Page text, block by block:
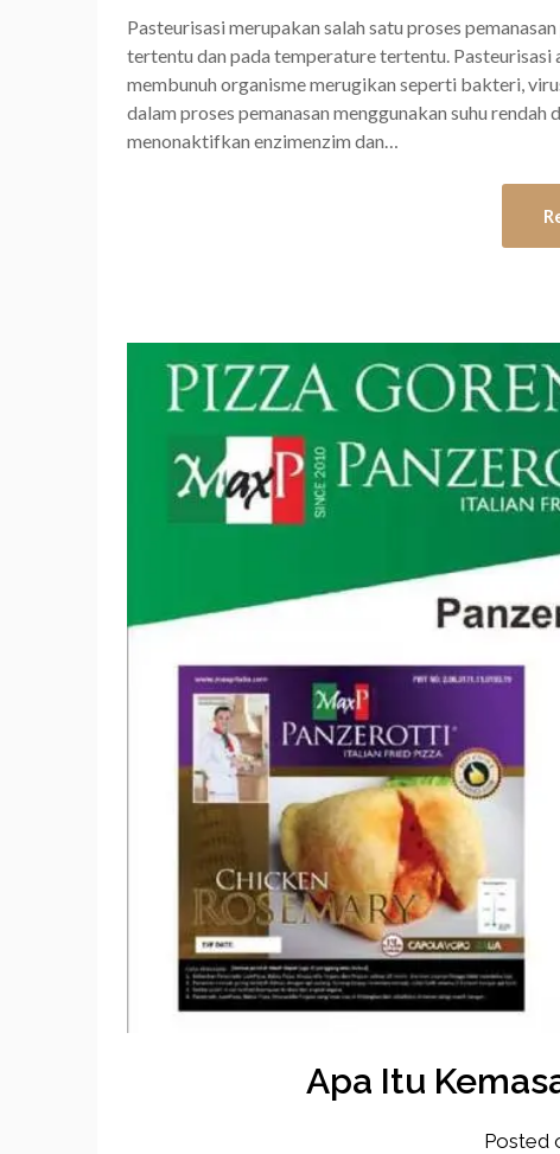
Pasteurisasi merupakan salah satu proses
tertentu dan pada temperature tertentu. Pasteurisasi
membunuh organisme merugikan seperti bakteri,
dalam proses pemanasan menggunakan suhu
menonaktifkan enzimenzim dan…
Apa Itu
Posted